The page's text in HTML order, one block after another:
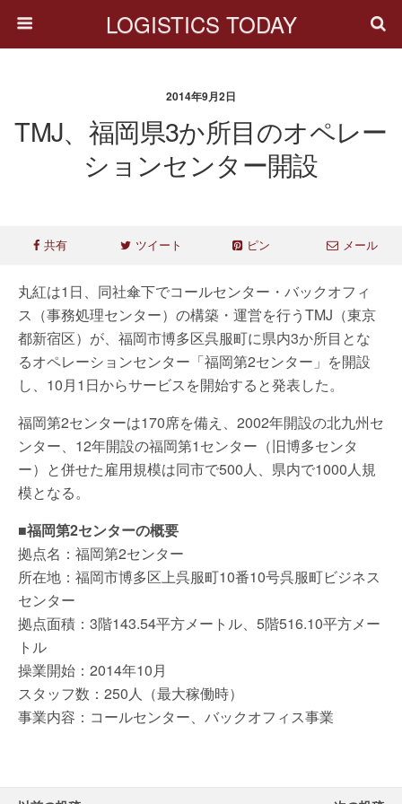
LOGISTICS TODAY
2014年9月2日
TMJ、福岡県3か所目のオペレー
ションセンター開設
共有 ツイート ピン メール
丸紅は1日、同社傘下でコールセンター・バックオフィ
ス（事務処理センター）の構築・運営を行うTMJ（東京
都新宿区）が、福岡市博多区呉服町に県内3か所目とな
るオペレーションセンター「福岡第2センター」を開設
し、10月1日からサービスを開始すると発表した。
福岡第2センターは170席を備え、2002年開設の北九州セ
ンター、12年開設の福岡第1センター（旧博多センタ
ー）と併せた雇用規模は同市で500人、県内で1000人規
模となる。
■福岡第2センターの概要
拠点名：福岡第2センター
所在地：福岡市博多区上呉服町10番10号呉服町ビジネス
センター
拠点面積：3階143.54平方メートル、5階516.10平方メー
トル
操業開始：2014年10月
スタッフ数：250人（最大稼働時）
事業内容：コールセンター、バックオフィス事業